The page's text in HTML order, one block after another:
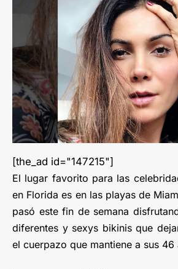
[the_ad id="147215"]
El lugar favorito para las
en Florida es en las playas de
pasó este fin de semana
diferentes y sexys bikinis que
el cuerpazo que mantiene a sus 46